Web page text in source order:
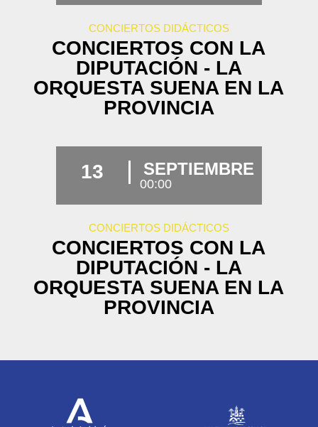
CONCIERTOS DIDÁCTICOS
CONCIERTOS CON LA
DIPUTACIÓN - LA
ORQUESTA SUENA EN LA
PROVINCIA
13 SEPTIEMBRE
00:00
CONCIERTOS DIDÁCTICOS
CONCIERTOS CON LA
DIPUTACIÓN - LA
ORQUESTA SUENA EN LA
PROVINCIA